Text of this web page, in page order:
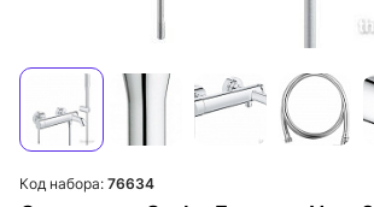
Код набора: 76634